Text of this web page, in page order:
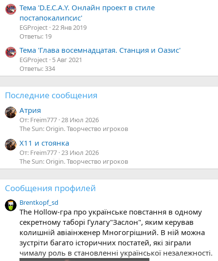
Тема 'D.E.C.A.Y. Онлайн проект в стиле
постапокалипсис'
EGProject 22 Янв 2019
Ответы: 19
Тема 'Глава восемнадцатая. Станция и Оазис'
EGProject 5 Авг 2021
Ответы: 334
Последние сообщения
Атрия
От: Freim777 28 Июл 2026
The Sun: Origin. Творчество игроков
Х11 и стоянка
От: Freim777 23 Июл 2026
The Sun: Origin. Творчество игроков
Сообщения профилей
Brentkopf_sd
The Hollow-гра про українське повстання в одному
секретному таборі Гулагу"Заслон", яким керував
колишній авіаінженер Многогрішний. В ній можна
зустріти багато історичних постатей, які зіграли
чималу роль в становленні української незалежності.